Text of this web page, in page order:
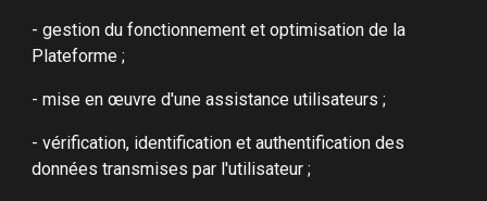
- gestion du fonctionnement et optimisation de la
Plateforme ;
- mise en œuvre d'une assistance utilisateurs ;
- vérification, identification et authentification des
données transmises par l'utilisateur ;